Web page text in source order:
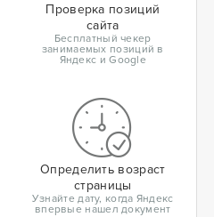
Проверка позиций
сайта
Бесплатный чекер
занимаемых позиций в
Яндекс и Google
Определить возраст
страницы
Узнайте дату, когда Яндекс
впервые нашел документ